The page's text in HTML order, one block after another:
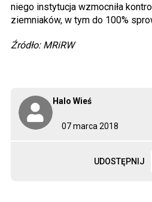
07 marca 2018
Halo Wieś
UDOSTĘPNIJ
niego instytucja wzmocniła
ziemniaków, w tym do 100%
Źródło: MRiRW